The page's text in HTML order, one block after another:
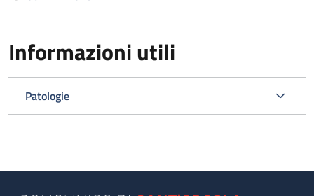
Informazioni utili
Patologie